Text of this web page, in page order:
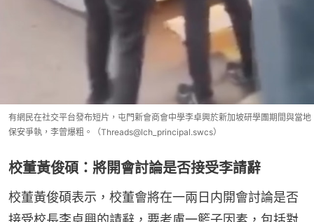
有網民在社交平台發布短片，屯門新會商會中學李卓興於新加坡研學團期間與當地
保安爭執，李曾爆粗。（Threads@lch_principal.swcs）
校董黃俊碩：將開會討論是否接受李請辭
校董黃俊碩表示，校董會將在一兩日内開會討論是否